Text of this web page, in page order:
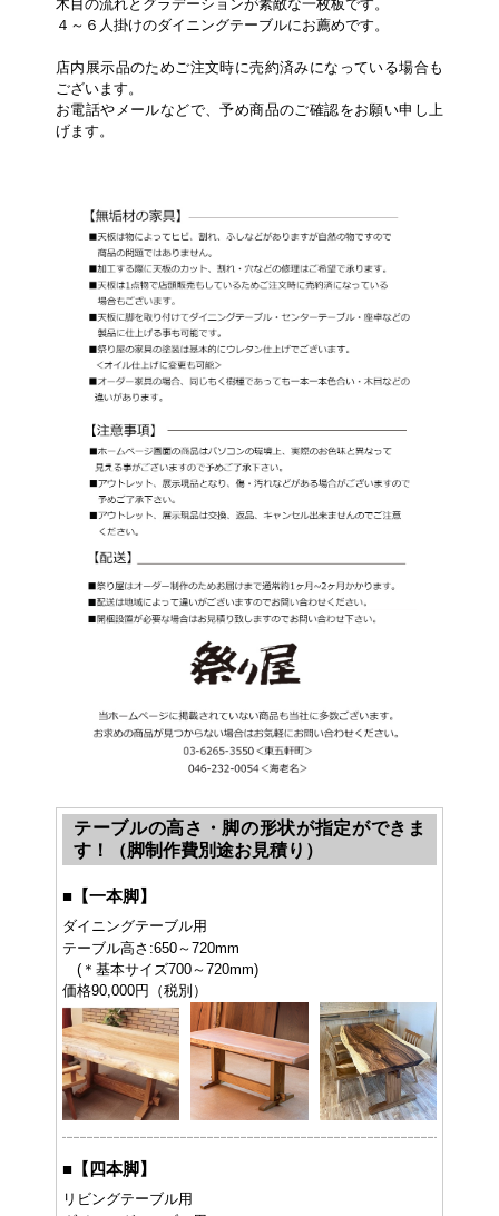
木目の流れとグラデーションが素敵な一枚板です。
４～６人掛けのダイニングテーブルにお薦めです。
店内展示品のためご注文時に売約済みになっている場合も
ございます。
お電話やメールなどで、予め商品のご確認をお願い申し上
げます。
テーブルの高さ・脚の形状が指定ができま
す！（脚制作費別途お見積り）
■ 【一本脚】
ダイニングテーブル用
テーブル高さ:650～720mm
(＊基本サイズ700～720mm)
価格90,000円（税別）
■ 【四本脚】
リビングテーブル用